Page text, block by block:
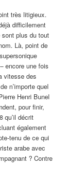
très litigieux.
difficilement
plus du tout
Là, point de
encore une fois
vitesse des
n’importe quel
Henri Bunel
pour finir,
qu’il décrit
également
tenu de ce qui
arabe avec
? Contre